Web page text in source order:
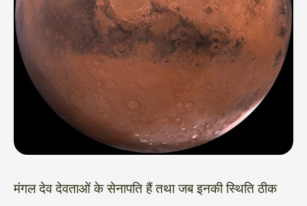
मंगल देव देवताओं के सेनापति हैं तथा जब इनकी स्थिति ठीक